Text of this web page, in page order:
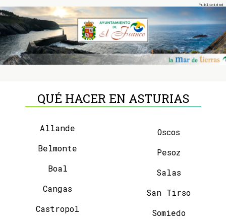
QUÉ HACER EN ASTURIAS
Allande
Belmonte
Boal
Cangas
Castropol
Oscos
Pesoz
Salas
San Tirso
Somiedo